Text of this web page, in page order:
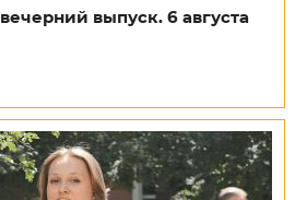
выпуск. 6 августа